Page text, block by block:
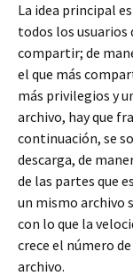
La idea principal
todos los usuarios
compartir; de
el que más
más privilegios y
archivo, hay que
continuación, se
descarga, de
de las partes que
un mismo archivo
con lo que la
crece el número
archivo.